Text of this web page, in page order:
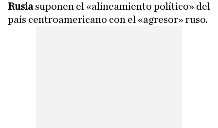
Rusiasuponen el «alineamiento político» del
país centroamericano con el «agresor» ruso.